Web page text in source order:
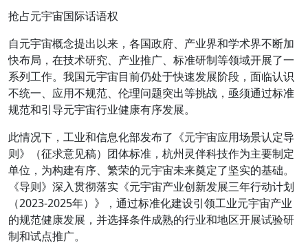
抢占元宇宙国际话语权
自元宇宙概念提出以来，各国政府、产业界和学术界不断加
快布局，在技术研究、产业推广、标准研制等领域开展了一
系列工作。我国元宇宙目前仍处于快速发展阶段，面临认识
不统一、应用不规范、伦理问题突出等挑战，亟须通过标准
规范和引导元宇宙行业健康有序发展。
此情况下，工业和信息化部发布了《元宇宙应用场景认定导
则》（征求意见稿）团体标准，杭州灵伴科技作为主要制定
单位，为构建有序、繁荣的元宇宙未来奠定了坚实的基础。
《导则》深入贯彻落实《元宇宙产业创新发展三年行动计划
（2023-2025年）》，通过标准化建设引领工业元宇宙产业
的规范健康发展，并选择条件成熟的行业和地区开展试验研
制和试点推广。